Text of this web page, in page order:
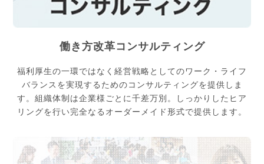
働き方改革コンサルティング
福利厚生の一環ではなく経営戦略としてのワーク・ライフ
バランスを実現するためのコンサルティングを提供しま
す。組織体制は企業様ごとに千差万別。しっかりしたヒア
リングを行い完全なるオーダーメイド形式で提供します。